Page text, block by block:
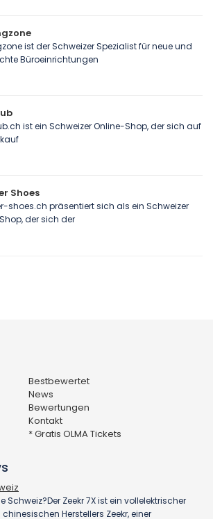
ist der Schweizer Spezialist für neue und
Büroeinrichtungen
ist ein Schweizer Online-Shop, der sich auf
Shoes
shoes.ch präsentiert sich als ein Schweizer
der sich der
Bestbewertet
News
Bewertungen
Kontakt
* Gratis OLMA Tickets
Zeekr 7X ist ein vollelektrischer
Herstellers Zeekr, einer